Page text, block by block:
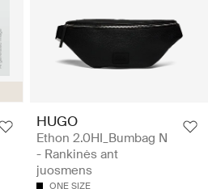
HUGO
Ethon 2.0HI_Bumbag N
- Rankinės ant
juosmens
ONE SIZE